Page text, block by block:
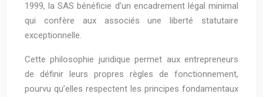
1999, la SAS bénéficie d’un encadrement légal minimal
qui confère aux associés une liberté statutaire
exceptionnelle.
Cette philosophie juridique permet aux entrepreneurs
de définir leurs propres règles de fonctionnement,
pourvu qu’elles respectent les principes fondamentaux